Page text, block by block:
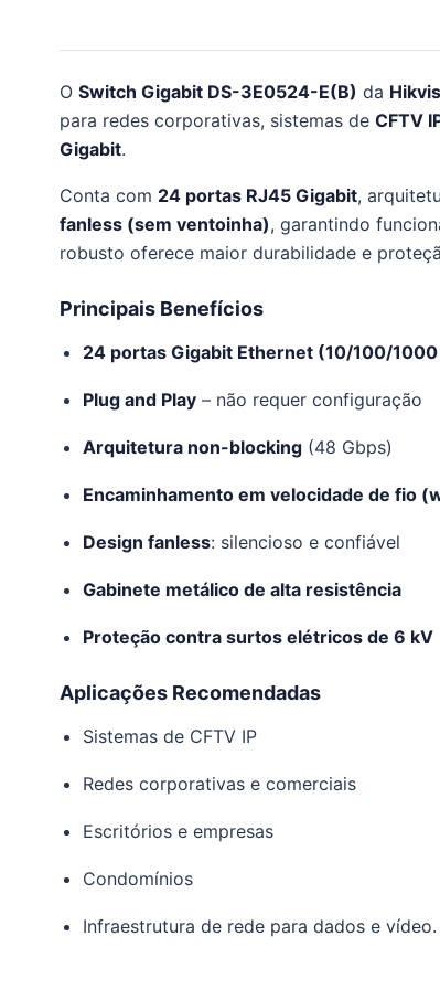
O Switch Gigabit DS-3E0524-E(B) da
para redes corporativas, sistemas de CFTV
Gigabit.
Conta com 24 portas RJ45 Gigabit,
fanless (sem ventoinha), garantindo
robusto oferece maior durabilidade e
Principais Benefícios
24 portas Gigabit Ethernet (10/100/
Plug and Play – não requer configuração
Arquitetura non-blocking (48 Gbps)
Encaminhamento em velocidade de fio
Design fanless: silencioso e confiável
Gabinete metálico de alta resistência
Proteção contra surtos elétricos de 6 kV
Aplicações Recomendadas
Sistemas de CFTV IP
Redes corporativas e comerciais
Escritórios e empresas
Condomínios
Infraestrutura de rede para dados e vídeo.